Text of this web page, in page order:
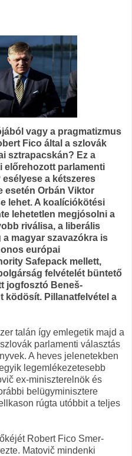
vagy a pragmatizmus
Fico által a szlovák
sztrapacskán? Ez a
előrehozott parlamenti
a kétszeres
esetén Orbán Viktor
lehet. A koalíciókötési
lehetetlen megjósolni a
riválisa, a liberális
magyar szavazókra is
európai
Safepack mellett,
felvételét büntető
jogfosztó Beneš-
ködösít. Pillanatfelvétel a
talán így emlegetik majd a
parlamenti választás
A heves jelenetekben
legemlékezetesebb
ex-miniszterelnök és
belügyminisztere
rúgta utóbbit a teljes
Robert Fico Smer-
Matovič mindenki